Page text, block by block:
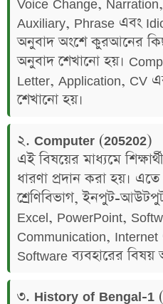
Auxiliary, Phrase এবং
অনুবাদ অংশে কুরআনের
অনুবাদ শেখানো হয়।
Letter, Application, CV
শেখানো হয়।
২. Computer (205202)
এই বিষয়ের মাধ্যমে
ধারণা প্রদান করা হয়।
শ্রেণিবিভাগ, ইনপুট-
Excel, PowerPoint,
Communication,
Software ব্যবহারের বিষয়
৩. History of Bengal-1